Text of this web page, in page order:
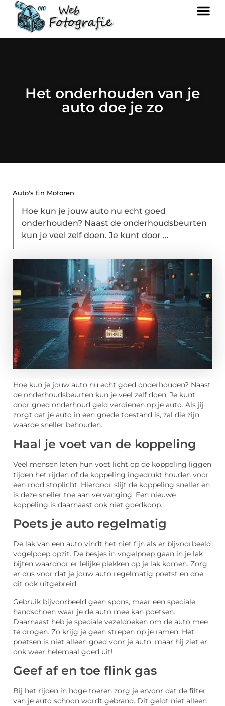
Het onderhouden van je
auto doe je zo
Auto's En Motoren
Hoe kun je jouw auto nu echt goed
onderhouden? Naast de onderhoudsbeurten
kun je veel zelf doen. Je kunt door ...
Hoe kun je jouw auto nu echt goed onderhouden? Naast
de onderhoudsbeurten kun je veel zelf doen. Je kunt
door goed onderhoud geld verdienen op je auto. Als jij
zorgt dat je auto in een goede toestand is, zal die zijn
waarde sneller behouden.
Haal je voet van de koppeling
Veel mensen laten hun voet licht op de koppeling liggen
tijden het rijden of de koppeling ingedrukt houden voor
een rood stoplicht. Hierdoor slijt de koppeling sneller en
is deze sneller toe aan vervanging. Een nieuwe
koppeling is daarnaast ook niet goedkoop.
Poets je auto regelmatig
De lak van een auto vindt het niet fijn als er bijvoorbeeld
vogelpoep opzit. De besjes in vogelpoep gaan in je lak
bijten waardoor er lelijke plekken op je lak komen. Zorg
er dus voor dat je jouw auto regelmatig poetst en doe
dit ook uitgebreid.
Gebruik bijvoorbeeld geen spons, maar een speciale
handschoen waar je de auto mee kan poetsen.
Daarnaast heb je speciale vezeldoeken om de auto mee
te drogen. Zo krijg je geen strepen op je ramen. Het
poetsen is niet alleen goed voor je auto, maar hij ziet er
ook weer helemaal goed uit!
Geef af en toe flink gas
Bij het rijden in hoge toeren zorg je ervoor dat de filter
van je auto schoon wordt gebrand. Dit geldt niet alleen